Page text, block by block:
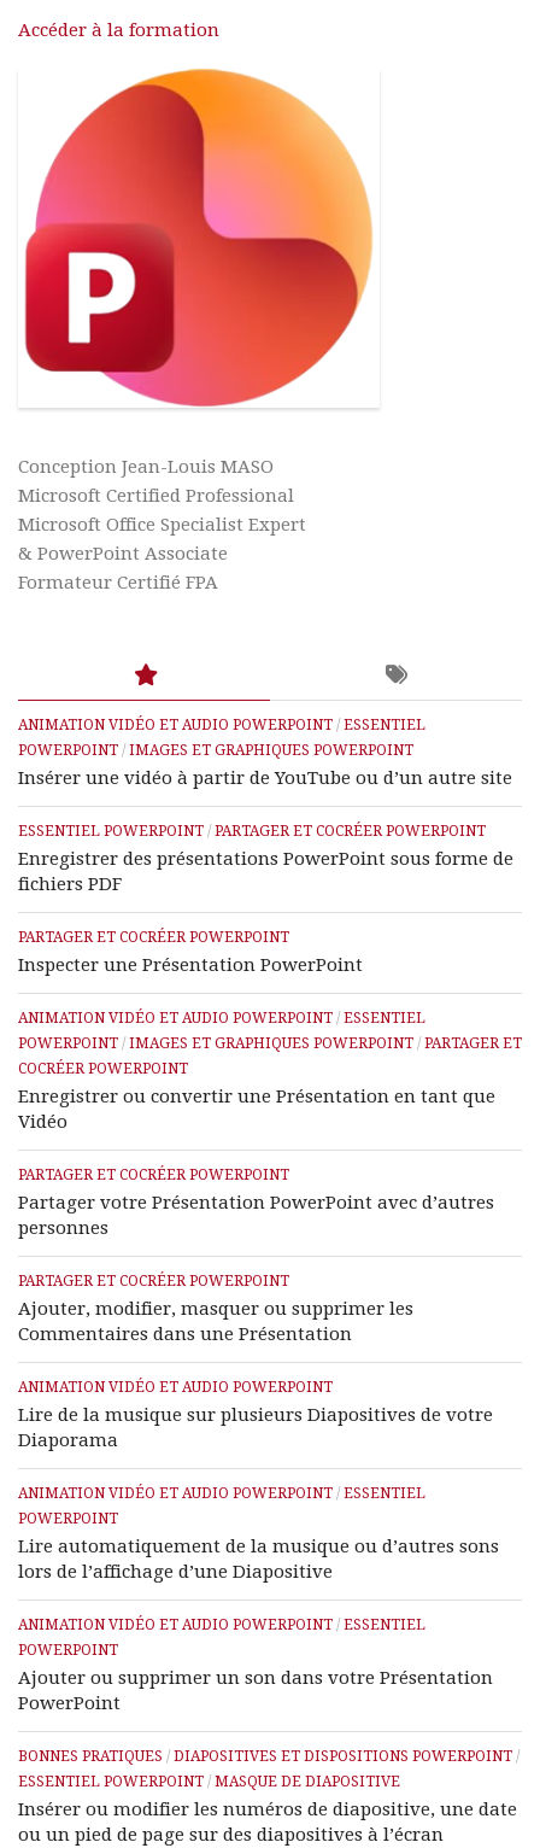
Accéder à la formation
Conception Jean-Louis MASO
Microsoft Certified Professional
Microsoft Office Specialist Expert
& PowerPoint Associate
Formateur Certifié FPA
ANIMATION VIDÉO ET AUDIO POWERPOINT / ESSENTIEL
POWERPOINT / IMAGES ET GRAPHIQUES POWERPOINT
Insérer une vidéo à partir de YouTube ou d’un autre site
ESSENTIEL POWERPOINT / PARTAGER ET COCRÉER POWERPOINT
Enregistrer des présentations PowerPoint sous forme de
fichiers PDF
PARTAGER ET COCRÉER POWERPOINT
Inspecter une Présentation PowerPoint
ANIMATION VIDÉO ET AUDIO POWERPOINT / ESSENTIEL
POWERPOINT / IMAGES ET GRAPHIQUES POWERPOINT / PARTAGER ET
COCRÉER POWERPOINT
Enregistrer ou convertir une Présentation en tant que
Vidéo
PARTAGER ET COCRÉER POWERPOINT
Partager votre Présentation PowerPoint avec d’autres
personnes
PARTAGER ET COCRÉER POWERPOINT
Ajouter, modifier, masquer ou supprimer les
Commentaires dans une Présentation
ANIMATION VIDÉO ET AUDIO POWERPOINT
Lire de la musique sur plusieurs Diapositives de votre
Diaporama
ANIMATION VIDÉO ET AUDIO POWERPOINT / ESSENTIEL
POWERPOINT
Lire automatiquement de la musique ou d’autres sons
lors de l’affichage d’une Diapositive
ANIMATION VIDÉO ET AUDIO POWERPOINT / ESSENTIEL
POWERPOINT
Ajouter ou supprimer un son dans votre Présentation
PowerPoint
BONNES PRATIQUES / DIAPOSITIVES ET DISPOSITIONS POWERPOINT /
ESSENTIEL POWERPOINT / MASQUE DE DIAPOSITIVE
Insérer ou modifier les numéros de diapositive, une date
ou un pied de page sur des diapositives à l’écran